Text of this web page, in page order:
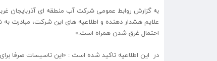
به گزارش روابط عمومی شرکت آب منطقه ای آذربایجان
علایم هشدار دهنده و اطلاعیه های این شرکت، مبادرت
احتمال غرق شدن همراه است.»
در این اطلاعیه تاکید شده است : «این تاسیسات صرفا